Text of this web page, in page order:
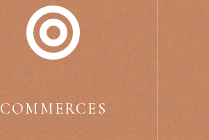
COMMERCES